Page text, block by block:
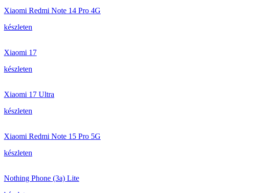
Xiaomi Redmi Note 14 Pro 4G
készleten
Xiaomi 17
készleten
Xiaomi 17 Ultra
készleten
Xiaomi Redmi Note 15 Pro 5G
készleten
Nothing Phone (3a) Lite